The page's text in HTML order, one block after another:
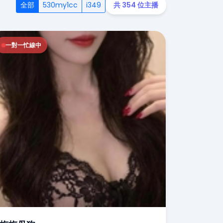
全部 530my1cc i349 共 354 位主播
一對一忙線中